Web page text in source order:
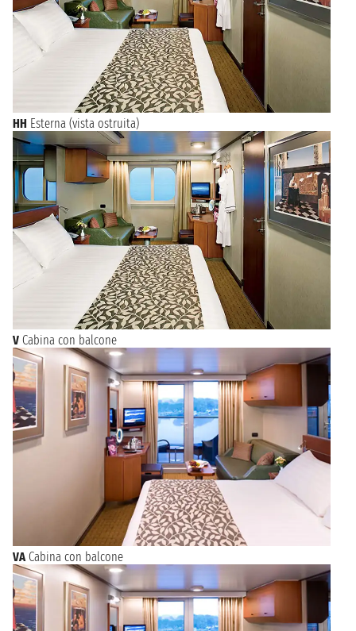
HH Esterna (vista ostruita)
V Cabina con balcone
VA Cabina con balcone